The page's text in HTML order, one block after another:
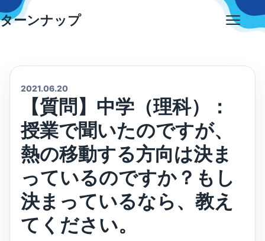
Skip
to
ターンナップ
2021.06.20
【質問】中学（理科）：
授業で聞いたのですが、
熱の移動する方向は決ま
っているのですか？もし
決まっているなら、教え
てください。